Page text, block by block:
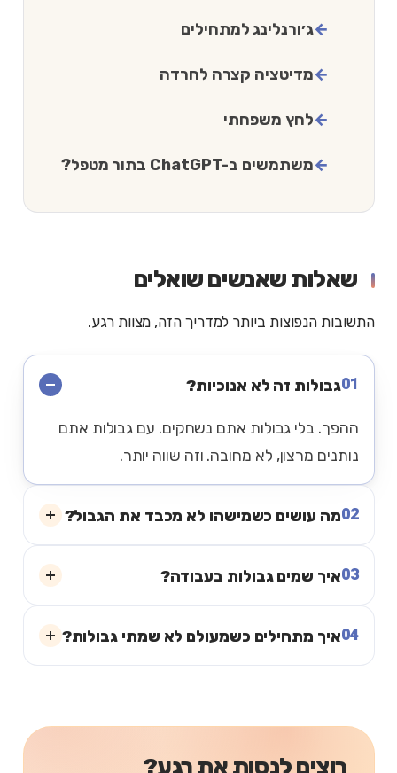
ג׳ורנלינג למתחילים
מדיטציה קצרה לחרדה
לחץ משפחתי
משתמשים ב-ChatGPT בתור מטפל?
שאלות שאנשים שואלים
התשובות הנפוצות ביותר למדריך הזה, מצוות רגע.
01גבולות זה לא אנוכיות?
ההפך. בלי גבולות אתם נשחקים. עם גבולות אתם
נותנים מרצון, לא מחובה. וזה שווה יותר.
02מה עושים כשמישהו לא מכבד את הגבול?
03איך שמים גבולות בעבודה?
04איך מתחילים כשמעולם לא שמתי גבולות?
רוצים לנסות את רגע?